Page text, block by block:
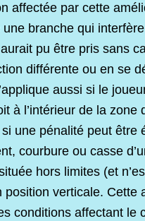
affectée par cette
branche qui
pu être pris sans
différente ou en se
aussi si le
à l’intérieur de la zone
une pénalité peut
courbure ou casse
hors limites (et
verticale.
conditions affectant